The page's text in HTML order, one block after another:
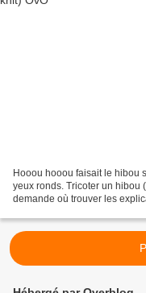
Hooou hooou faisait le hibou
yeux ronds. Tricoter un hibou
demande où trouver les